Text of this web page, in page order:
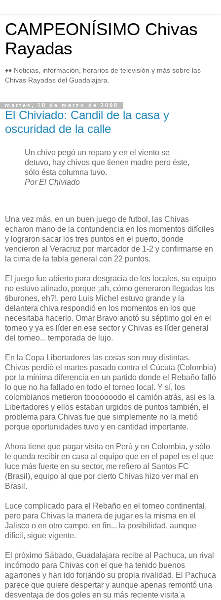
CAMPEONÍSIMO Chivas
Rayadas
♦♦ Noticias, información, horarios de televisión y más sobre las
Chivas Rayadas del Guadalajara.
martes, 18 de marzo de 2008
El Chiviado: Candil de la casa y
oscuridad de la calle
Un chivo pegó un reparo y en el viento se
detuvo, hay chivos que tienen madre pero éste,
sólo ésta columna tuvo.
Por El Chiviado
Una vez más, en un buen juego de futbol, las Chivas
echaron mano de la contundencia en los momentos difíciles
y lograron sacar los tres puntos en el puerto, donde
vencieron al Veracruz por marcador de 1-2 y confirmarse en
la cima de la tabla general con 22 puntos.
El juego fue abierto para desgracia de los locales, su equipo
no estuvo atinado, porque ¡ah, cómo generaron llegadas los
tiburones, eh?!, pero Luis Michel estuvo grande y la
delantera chiva respondió en los momentos en los que
necesitaba hacerlo. Omar Bravo anotó su séptimo gol en el
torneo y ya es líder en ese sector y Chivas es líder general
del torneo... temporada de lujo.
En la Copa Libertadores las cosas son muy distintas.
Chivas perdió el martes pasado contra el Cúcuta (Colombia)
por la mínima diferencia en un partido donde el Rebaño falló
lo que no ha fallado en todo el torneo local. Y sí, los
colombianos metieron tooooooodo el camión atrás, asi es la
Libertadores y ellos estaban urgidos de puntos también, el
problema para Chivas fue que simplemente no la metió
porque oportunidades tuvo y en cantidad importante.
Ahora tiene que pagar visita en Perú y en Colombia, y sólo
le queda recibir en casa al equipo que en el papel es el que
luce más fuerte en su sector, me refiero al Santos FC
(Brasil), equipo al que por cierto Chivas hizo ver mal en
Brasil.
Luce complicado para el Rebaño en el torneo continental,
pero para Chivas la manera de jugar es la misma en el
Jalisco o en otro campo, en fin... la posibilidad, aunque
difícil, sigue vigente.
El próximo Sábado, Guadalajara recibe al Pachuca, un rival
incómodo para Chivas con el que ha tenido buenos
agarrones y han ido forjando su propia rivalidad. El Pachuca
parece que quiere despertar y aunque apenas remontó una
desventaja de dos goles en su más reciente visita a